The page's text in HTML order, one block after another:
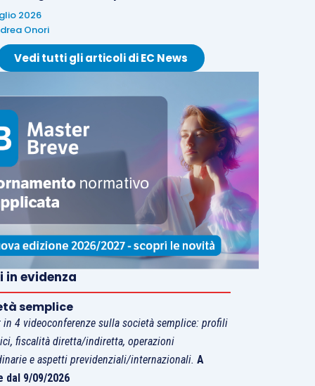
2026
Onori
Vedi tutti gli articoli di EC News
in evidenza
semplice
in 4 videoconferenze sulla società semplice: profili
fiscalità diretta/indiretta, operazioni
e aspetti previdenziali/internazionali.A
dal 9/09/2026